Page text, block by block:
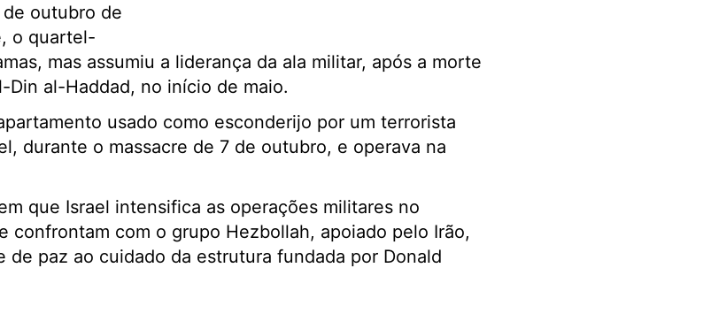
de outubro de
o quartel-
mas assumiu a liderança da ala militar, após a morte
al-Haddad, no início de maio.
usado como esconderijo por um terrorista
durante o massacre de 7 de outubro, e operava na
que Israel intensifica as operações militares no
confrontam com o grupo Hezbollah, apoiado pelo Irão,
de paz ao cuidado da estrutura fundada por Donald